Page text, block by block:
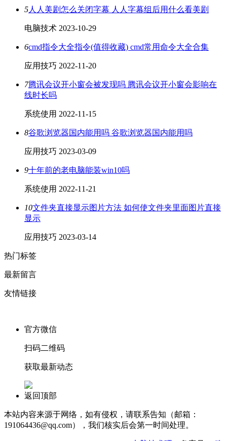
5人人美剧怎么关闭字幕 人人字幕组后用什么看美剧
电脑技术 2023-10-29
6cmd指令大全指令(值得收藏) cmd常用命令大全合集
应用技巧 2022-11-20
7腾讯会议开小窗会被发现吗 腾讯会议开小窗会影响在
线时长吗
系统使用 2022-11-15
8谷歌浏览器国内能用吗 谷歌浏览器国内能用吗
应用技巧 2023-03-09
9十年前的老电脑能装win10吗
系统使用 2022-11-21
10文件夹直接显示图片方法 如何使文件夹里面图片直接
显示
应用技巧 2023-03-14
热门标签
最新留言
友情链接
官方微信
扫码二维码
获取最新动态
返回顶部
本站内容来源于网络，如有侵权，请联系告知（邮箱：
191064436@qq.com），我们核实后会第一时间处理。